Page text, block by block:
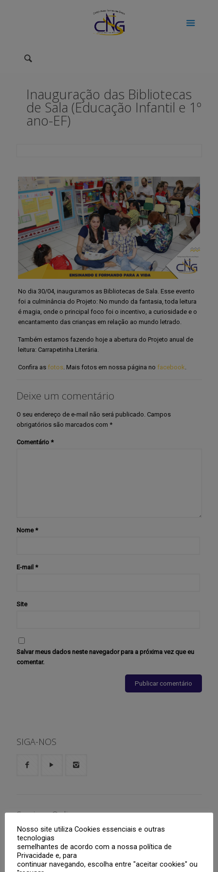
Inauguração das Bibliotecas
de Sala (Educação Infantil e 1º
ano-EF)
No dia 30/04, inauguramos as Bibliotecas de Sala. Esse evento
foi a culminância do Projeto: No mundo da fantasia, toda leitura
é magia, onde o principal foco foi o incentivo, a curiosidade e o
encantamento das crianças em relação ao mundo letrado.
Também estamos fazendo hoje a abertura do Projeto anual de
leitura: Carrapetinha Literária.
Confira as fotos. Mais fotos em nossa página no facebook.
Deixe um comentário
O seu endereço de e-mail não será publicado. Campos
obrigatórios são marcados com *
Comentário *
Nome *
E-mail *
Site
Salvar meus dados neste navegador para a próxima vez que eu
comentar.
SIGA-NOS
Serviços Online
Aluno
Boletim
Responsáveis
Nosso site utiliza Cookies essenciais e outras
tecnologias
semelhantes de acordo com a nossa política de
Privacidade e, para
continuar navegando, escolha entre "aceitar cookies" ou